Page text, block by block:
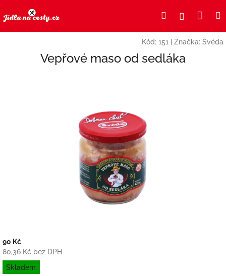
na
obsah
HledatPřihlášení
Kód: 151 Značka: Švéda
Vepřové maso od sedláka
90 Kč
80,36 Kč bez DPH
Měrná
cena:
Skladem